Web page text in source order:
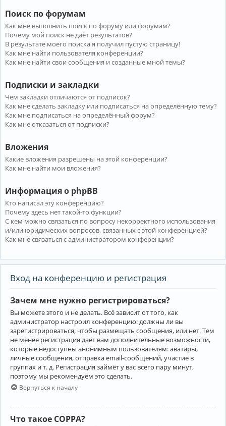
Поиск по форумам
Как мне выполнить поиск по форуму или форумам?
Почему мой поиск не даёт результатов?
В результате моего поиска я получил пустую страницу!
Как мне найти пользователя конференции?
Как мне найти свои сообщения и созданные мной темы?
Подписки и закладки
Чем закладки отличаются от подписок?
Как мне сделать закладку или подписаться на определённую тему?
Как мне подписаться на определённый форум?
Как мне отказаться от подписки?
Вложения
Какие вложения разрешены на этой конференции?
Как мне найти мои вложения?
Информация о phpBB
Кто написал эту конференцию?
Почему здесь нет такой-то функции?
С кем можно связаться по вопросу некорректного использования
и/или юридических вопросов, связанных с этой конференцией?
Как мне связаться с администратором конференции?
Вход на конференцию и регистрация
Зачем мне нужно регистрироваться?
Вы можете этого и не делать. Всё зависит от того, как
администратор настроил конференцию: должны ли вы
зарегистрироваться, чтобы размещать сообщения, или нет. Тем
не менее регистрация даёт вам дополнительные возможности,
которые недоступны анонимным пользователям: аватары,
личные сообщения, отправка email-сообщений, участие в
группах и т. д. Регистрация займёт у вас всего пару минут,
поэтому мы рекомендуем это сделать.
Вернуться к началу
Что такое COPPA?